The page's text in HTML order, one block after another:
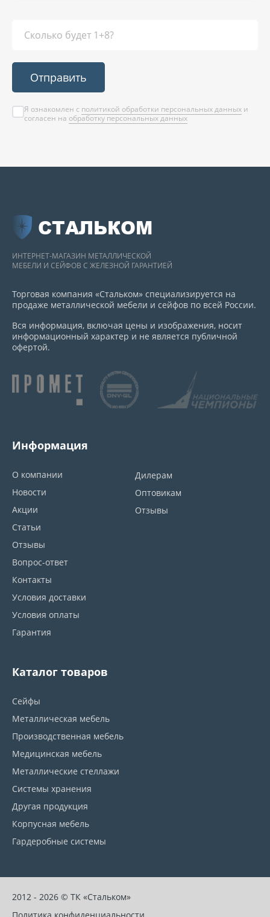
Отправить
Я ознакомлен с политикой обработки персональных данных и
согласен на обработку персональных данных
СТАЛЬКОМ
ИНТЕРНЕТ-МАГАЗИН МЕТАЛЛИЧЕСКОЙ
МЕБЕЛИ И СЕЙФОВ С ЖЕЛЕЗНОЙ ГАРАНТИЕЙ
Торговая компания «Стальком» специализируется на
продаже металлической мебели и сейфов по всей России.
Вся информация, включая цены и изображения, носит
информационный характер и не является публичной
офертой.
Информация
О компании
Новости
Акции
Статьи
Отзывы
Вопрос-ответ
Контакты
Условия доставки
Условия оплаты
Гарантия
Дилерам
Оптовикам
Отзывы
Каталог товаров
Сейфы
Металлическая мебель
Производственная мебель
Медицинская мебель
Металлические стеллажи
Системы хранения
Другая продукция
Корпусная мебель
Гардеробные системы
2012 - 2026 © ТК «Стальком»